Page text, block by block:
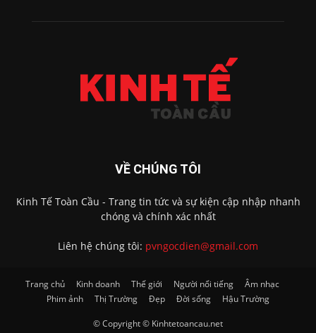
VỀ CHÚNG TÔI
Kinh Tế Toàn Cầu - Trang tin tức và sự kiện cập nhập nhanh
chóng và chính xác nhất
Liên hệ chúng tôi: pvngocdien@gmail.com
Trang chủ Kinh doanh Thế giới Người nổi tiếng
Âm nhạc
Phim ảnh
Thị Trường Đẹp Đời sống Hậu Trường
© Copyright © Kinhtetoancau.net